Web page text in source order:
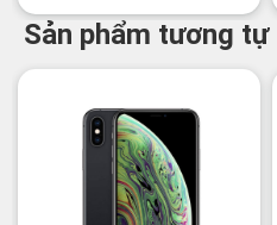
Sản phẩm tương tự